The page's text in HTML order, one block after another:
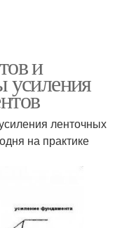
и
усиления
ленточных
на практике